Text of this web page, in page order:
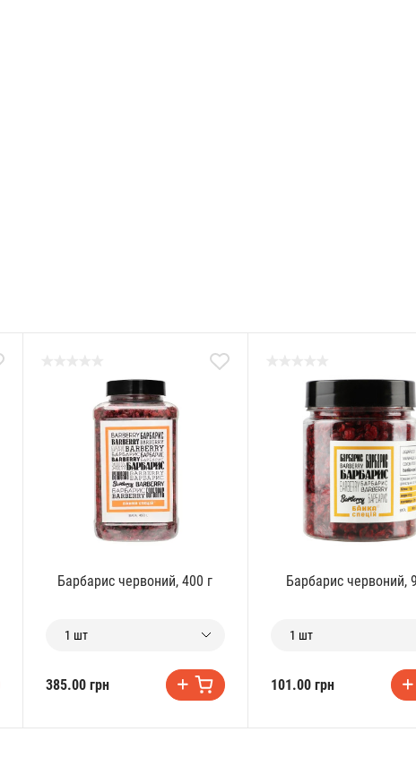
Барбарис червоний, 400 г
1 шт
385.00 грн
Барбарис червоний,
1 шт
101.00 грн